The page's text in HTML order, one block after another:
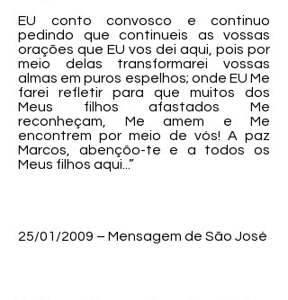
EU conto convosco e continuo
pedindo que continueis as vossas
orações que EU vos dei aqui, pois por
meio delas transformarei vossas
almas em puros espelhos; onde EU Me
farei refletir para que muitos dos
Meus filhos afastados Me
reconheçam, Me amem e Me
encontrem por meio de vós! A paz
Marcos, abençôo-te e a todos os
Meus filhos aqui...”
25/01/2009 – Mensagem de São José